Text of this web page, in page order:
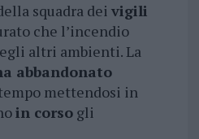
squadra dei vigili
che l’incendio
altri ambienti. La
abbandonato
mettendosi in
in corsogli